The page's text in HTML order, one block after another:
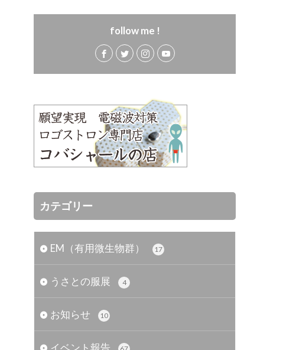
follow me !
カテゴリー
EM（有用微生物群） 17
うさとの服展 4
お知らせ 10
イベント報告 67